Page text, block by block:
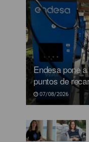
Endesa pone
puntos de
07/08/2026